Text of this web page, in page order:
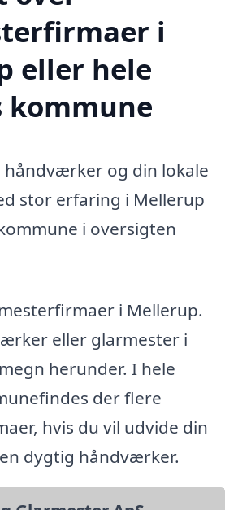
i
eller hele
kommune
håndværker og din lokale
stor erfaring i Mellerup
i oversigten
i Mellerup.
eller glarmester i
herunder. I hele
der flere
hvis du vil udvide din
dygtig håndværker.